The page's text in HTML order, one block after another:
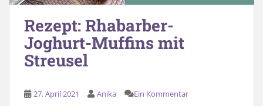
Rezept: Rhabarber-
Joghurt-Muffins mit
Streusel
27. April 2021 Anika Ein Kommentar